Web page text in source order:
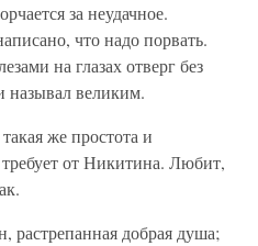
за неудачное.
что надо порвать.
на глазах отверг без
называл великим.
же простота и
от Никитина. Любит,
растрепанная добрая душа;